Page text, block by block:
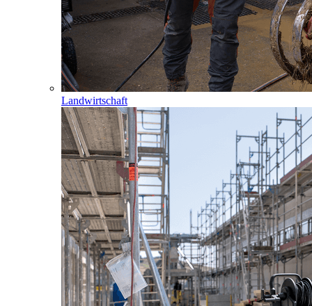
Landwirtschaft